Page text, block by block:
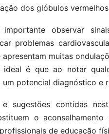
dos glóbulos
observar
problemas
muitas
é que ao notar
um potencial diagnóstico e
sugestões contidas
o
de educação